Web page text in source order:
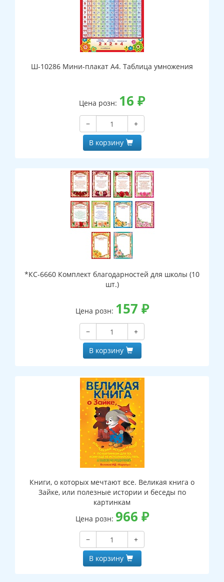
Ш-10286 Мини-плакат А4. Таблица умножения
Цена розн: 16 ₽
−
+
В корзину
*КС-6660 Комплект благодарностей для школы (10
шт.)
Цена розн: 157 ₽
−
+
В корзину
Книги, о которых мечтают все. Великая книга о
Зайке, или полезные истории и беседы по
картинкам
Цена розн: 966 ₽
−
+
В корзину